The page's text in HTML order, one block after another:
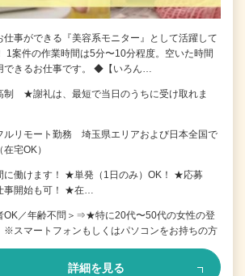
仕事ができる『美容系モニター』として活躍して
1案件の作業時間は5分〜10分程度。空いた時間
できるお仕事です。 ◆【いろん…
制 ★謝礼は、最短で当日のうちに受け取れま
リモート勤務 埼玉県エリアおよび日本全国で
宅OK）
に働けます！ ★単発（1日のみ）OK！ ★応募
事開始も可！ ★在…
OK／年齢不問＞⇒★特に20代〜50代の女性の登
マートフォンもしくはパソコンをお持ちの方
詳細を見る